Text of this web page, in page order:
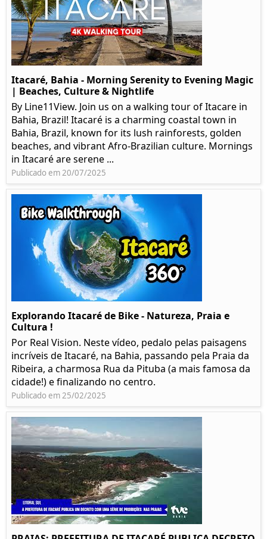
Itacaré, Bahia - Morning Serenity to Evening Magic
| Beaches, Culture & Nightlife
By Line11View. Join us on a walking tour of Itacare in
Bahia, Brazil! Itacaré is a charming coastal town in
Bahia, Brazil, known for its lush rainforests, golden
beaches, and vibrant Afro-Brazilian culture. Mornings
in Itacaré are serene ...
Publicado em 20/07/2025
Explorando Itacaré de Bike - Natureza, Praia e
Cultura !
Por Real Vision. Neste vídeo, pedalo pelas paisagens
incríveis de Itacaré, na Bahia, passando pela Praia da
Ribeira, a charmosa Rua da Pituba (a mais famosa da
cidade!) e finalizando no centro.
Publicado em 25/02/2025